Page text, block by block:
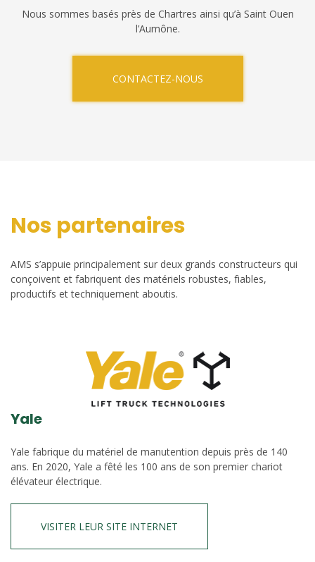
Nous sommes basés près de Chartres ainsi qu’à Saint Ouen
l’Aumône.
CONTACTEZ-NOUS
Nos partenaires
AMS s’appuie principalement sur deux grands constructeurs qui
conçoivent et fabriquent des matériels robustes, fiables,
productifs et techniquement aboutis.
Yale
Yale fabrique du matériel de manutention depuis près de 140
ans. En 2020, Yale a fêté les 100 ans de son premier chariot
élévateur électrique.
VISITER LEUR SITE INTERNET